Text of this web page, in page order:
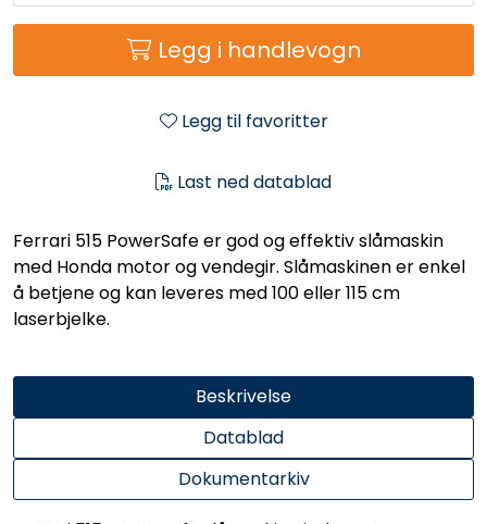
Legg i handlevogn
Legg til favoritter
Last ned datablad
Ferrari 515 PowerSafe er god og effektiv slåmaskin
med Honda motor og vendegir. Slåmaskinen er enkel
å betjene og kan leveres med 100 eller 115 cm
laserbjelke.
Beskrivelse
Datablad
Dokumentarkiv